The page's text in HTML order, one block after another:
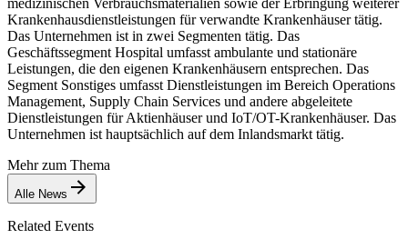
Krankenhausdienstleistungen für verwandte Krankenhäuser tätig.
Das Unternehmen ist in zwei Segmenten tätig. Das
Geschäftssegment Hospital umfasst ambulante und stationäre
Leistungen, die den eigenen Krankenhäusern entsprechen. Das
Segment Sonstiges umfasst Dienstleistungen im Bereich Operations
Management, Supply Chain Services und andere abgeleitete
Dienstleistungen für Aktienhäuser und IoT/OT-Krankenhäuser. Das
Unternehmen ist hauptsächlich auf dem Inlandsmarkt tätig.
Mehr zum Thema
Alle News
Related Events